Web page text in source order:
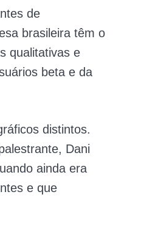
de
brasileira têm o
qualitativas e
beta e da
distintos.
Dani
ainda era
e que